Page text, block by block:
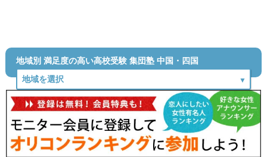
地域別 満足度の高い高校受験 集団塾 中国・四国